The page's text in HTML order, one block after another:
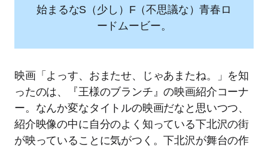
始まるなS（少し）F（不思議な）⻘春ロ
ードムービー。
映画「よっす、おまたせ、じゃあまたね。」を知
ったのは、『王様のブランチ』の映画紹介コーナ
ー。なんか変なタイトルの映画だなと思いつつ、
紹介映像の中に自分のよく知っている下北沢の街
が映っていることに気がつく。下北沢が舞台の作